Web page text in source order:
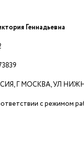
Геннадьевна
Г МОСКВА, УЛ
с режимом